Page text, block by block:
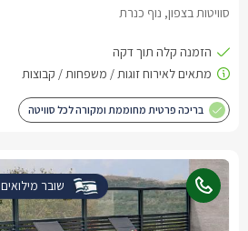
סוויטות בצפון, נוף כנרת
בריכה פרטית מחוממת ומקורה לכל סוויטה
שובר מילואים